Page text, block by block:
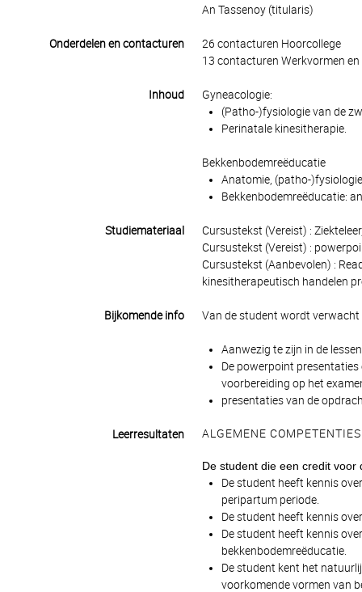
An Tassenoy (titularis)
Onderdelen en contacturen
26 contacturen Hoorcollege
13 contacturen Werkvormen en
Inhoud
Gyneacologie:
(Patho-)fysiologie van de
Perinatale kinesitherapie.
Bekkenbodemreëducatie
Anatomie, (patho-
Bekkenbodemreëducatie:
Studiemateriaal
Cursustekst (Vereist) :
Cursustekst (Vereist) :
Cursustekst (Aanbevolen) :
kinesitherapeutisch handelen
Bijkomende info Van de student wordt verwacht
Aanwezig te zijn in de
De powerpoint
voorbereiding op het
presentaties van de
Leerresultaten ALGEMENE COMPETENTIES
De student die een credit
De student heeft kennis
peripartum periode.
De student heeft kennis
De student heeft kennis
bekkenbodemreëducatie.
De student kent het
voorkomende vormen van